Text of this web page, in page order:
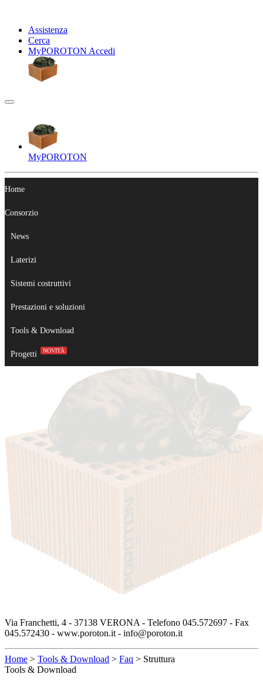
Assistenza
Cerca
MyPOROTON Accedi
MyPOROTON
Home
Consorzio
News
Laterizi
Sistemi costruttivi
Prestazioni e soluzioni
Tools & Download
Progetti NOVITÀ
Via Franchetti, 4 - 37138 VERONA - Telefono 045.572697 - Fax
045.572430 - www.poroton.it - info@poroton.it
Home > Tools & Download > Faq > Struttura
Tools & Download